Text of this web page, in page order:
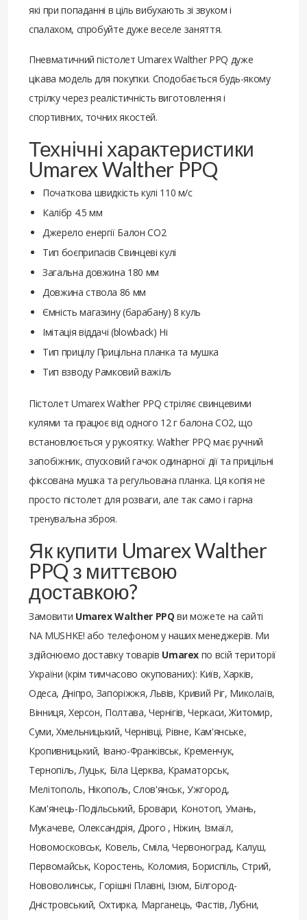
які при попаданні в ціль вибухають зі звуком і
спалахом, спробуйте дуже веселе заняття.
Пневматичний пістолет Umarex Walther PPQ дуже
цікава модель для покупки. Сподобається будь-якому
стрілку через реалістичність виготовлення і
спортивних, точних якостей.
Технічні характеристики
Umarex Walther PPQ
Початкова швидкість кулі 110 м/с
Калібр 4.5 мм
Джерело енергії Балон CO2
Тип боєприпасів Свинцеві кулі
Загальна довжина 180 мм
Довжина ствола 86 мм
Ємність магазину (барабану) 8 куль
Імітація віддачі (blowback) Ні
Тип прицілу Прицільна планка та мушка
Тип взводу Рамковий важіль
Пістолет Umarex Walther PPQ стріляє свинцевими
кулями та працює від одного 12 г балона CO2, що
встановлюється у рукоятку. Walther PPQ має ручний
запобіжник, спусковий гачок одинарної дії та прицільні
фіксована мушка та регульована планка. Ця копія не
просто пістолет для розваги, але так само і гарна
тренувальна зброя.
Як купити Umarex Walther
PPQ з миттєвою
доставкою?
Замовити Umarex Walther PPQ ви можете на сайті
NA MUSHKE! або телефоном у наших менеджерів. Ми
здійснюємо доставку товарів Umarex по всій території
України (крім тимчасово окупованих): Київ, Харків,
Одеса, Дніпро, Запоріжжя, Львів, Кривий Ріг, Миколаїв,
Вінниця, Херсон, Полтава, Чернігів, Черкаси, Житомир,
Суми, Хмельницький, Чернівці, Рівне, Кам'янське,
Кропивницький, Івано-Франківськ, Кременчук,
Тернопіль, Луцьк, Біла Церква, Краматорськ,
Мелітополь, Нікополь, Слов'янськ, Ужгород,
Кам'янець-Подільський, Бровари, Конотоп, Умань,
Мукачеве, Олександрія, Дрого , Ніжин, Ізмаїл,
Новомосковськ, Ковель, Сміла, Червоноград, Калуш,
Первомайськ, Коростень, Коломия, Бориспіль, Стрий,
Нововолинськ, Горішні Плавні, Ізюм, Білгород-
Дністровський, Охтирка, Марганець, Фастів, Лубни,